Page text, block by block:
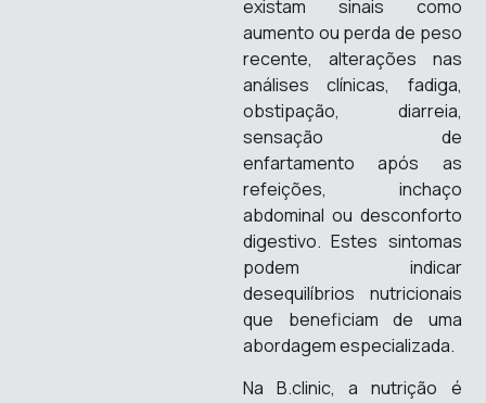
existam sinais como
aumento ou perda de peso
recente, alterações nas
análises clínicas, fadiga,
obstipação, diarreia,
sensação de
enfartamento após as
refeições, inchaço
abdominal ou desconforto
digestivo. Estes sintomas
podem indicar
desequilíbrios nutricionais
que beneficiam de uma
abordagem especializada.
Na B.clinic, a nutrição é